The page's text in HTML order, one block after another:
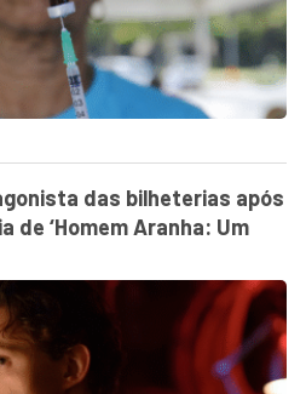
das bilheterias após
de ‘Homem Aranha: Um